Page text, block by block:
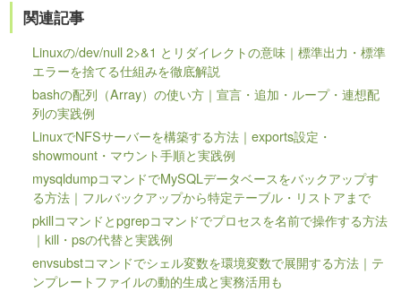
関連記事
Linuxの/dev/null 2>&1 とリダイレクトの意味｜標準出力・標準
エラーを捨てる仕組みを徹底解説
bashの配列（Array）の使い方｜宣言・追加・ループ・連想配
列の実践例
LinuxでNFSサーバーを構築する方法｜exports設定・
showmount・マウント手順と実践例
mysqldumpコマンドでMySQLデータベースをバックアップす
る方法｜フルバックアップから特定テーブル・リストアまで
pkillコマンドとpgrepコマンドでプロセスを名前で操作する方法
｜kill・psの代替と実践例
envsubstコマンドでシェル変数を環境変数で展開する方法｜テ
ンプレートファイルの動的生成と実務活用も